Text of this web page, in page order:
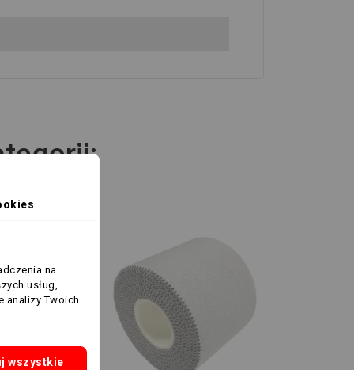
na
usług,
analizy Twoich
wszystkie